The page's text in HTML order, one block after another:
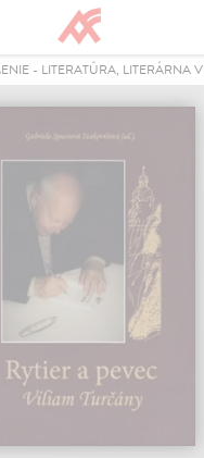
- LITERATÚRA, LITERÁRNA